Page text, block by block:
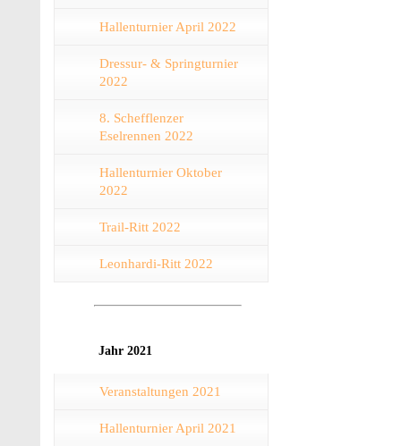
Hallenturnier April 2022
Dressur- & Springturnier
2022
8. Schefflenzer
Eselrennen 2022
Hallenturnier Oktober
2022
Trail-Ritt 2022
Leonhardi-Ritt 2022
Jahr 2021
Veranstaltungen 2021
Hallenturnier April 2021